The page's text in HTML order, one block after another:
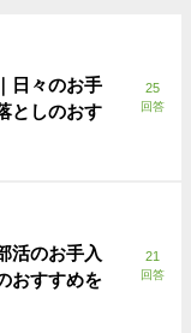
日々のお手
としのおす
25
回答
活のお手入
おすすめを
21
回答